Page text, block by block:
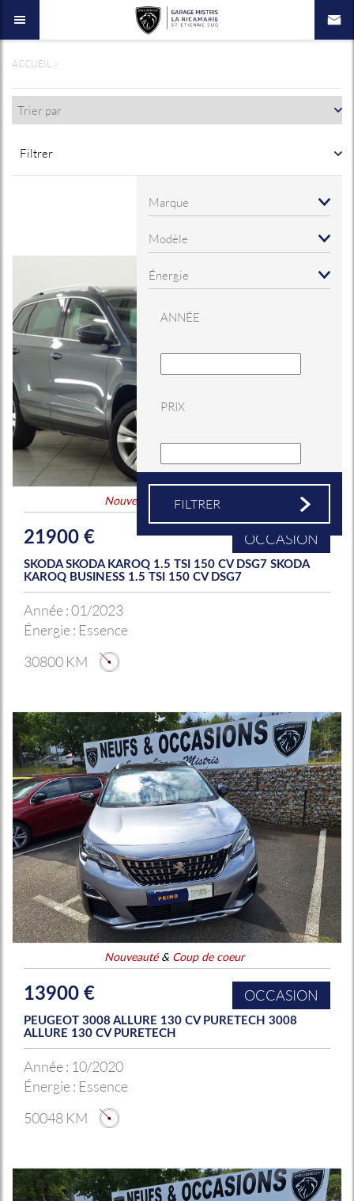
ACCUEIL
Filtrer
ANNÉE
PRIX
Nouveauté Coup de coeur
21900 € OCCASION
SKODA SKODA KAROQ 1.5 TSI 150 CV DSG7 SKODA
KAROQ BUSINESS 1.5 TSI 150 CV DSG7
Année :01/2023
Énergie : Essence
30800 KM
Nouveauté& Coup de coeur
13900 € OCCASION
PEUGEOT 3008 ALLURE 130 CV PURETECH 3008
ALLURE 130 CV PURETECH
Année : 10/2020
Énergie : Essence
50048 KM